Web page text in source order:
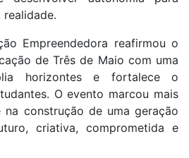
Empreendedora reafirmou o
de Três de Maio com uma
horizontes e fortalece o
O evento marcou mais
construção de uma geração
criativa, comprometida e